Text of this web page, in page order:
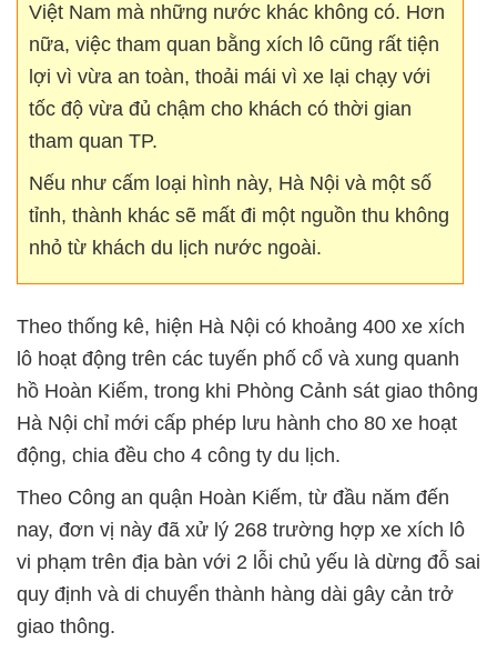
Việt Nam mà những nước khác không có. Hơn
nữa, việc tham quan bằng xích lô cũng rất tiện
lợi vì vừa an toàn, thoải mái vì xe lại chạy với
tốc độ vừa đủ chậm cho khách có thời gian
tham quan TP.
Nếu như cấm loại hình này, Hà Nội và một số
tỉnh, thành khác sẽ mất đi một nguồn thu không
nhỏ từ khách du lịch nước ngoài.
Theo thống kê, hiện Hà Nội có khoảng 400 xe xích
lô hoạt động trên các tuyến phố cổ và xung quanh
hồ Hoàn Kiếm, trong khi Phòng Cảnh sát giao thông
Hà Nội chỉ mới cấp phép lưu hành cho 80 xe hoạt
động, chia đều cho 4 công ty du lịch.
Theo Công an quận Hoàn Kiếm, từ đầu năm đến
nay, đơn vị này đã xử lý 268 trường hợp xe xích lô
vi phạm trên địa bàn với 2 lỗi chủ yếu là dừng đỗ sai
quy định và di chuyển thành hàng dài gây cản trở
giao thông.